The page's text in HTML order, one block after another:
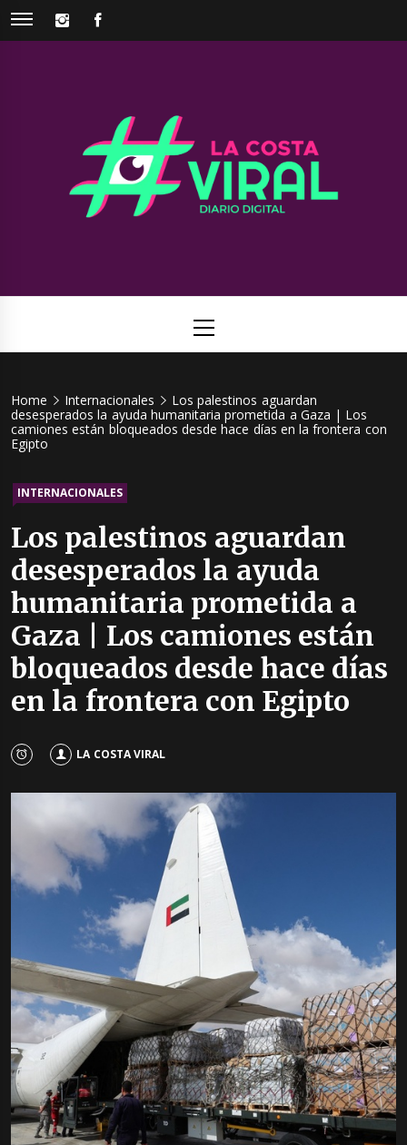
Skip
INSTAGRAM
Viral
Menu
Home Internacionales
Los palestinos aguardan
desesperados la ayuda humanitaria prometida a Gaza | Los
camiones están bloqueados desde hace días en la frontera con
Egipto
INTERNACIONALES
Los palestinos aguardan
desesperados la ayuda
humanitaria prometida a
Gaza | Los camiones están
bloqueados desde hace días
en la frontera con Egipto
LA COSTA VIRAL